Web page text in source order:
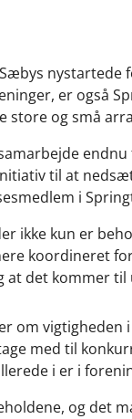
er også
og små
til at
i
ikke kun er
koordineret
det kommer
om
med til
i er i
og det